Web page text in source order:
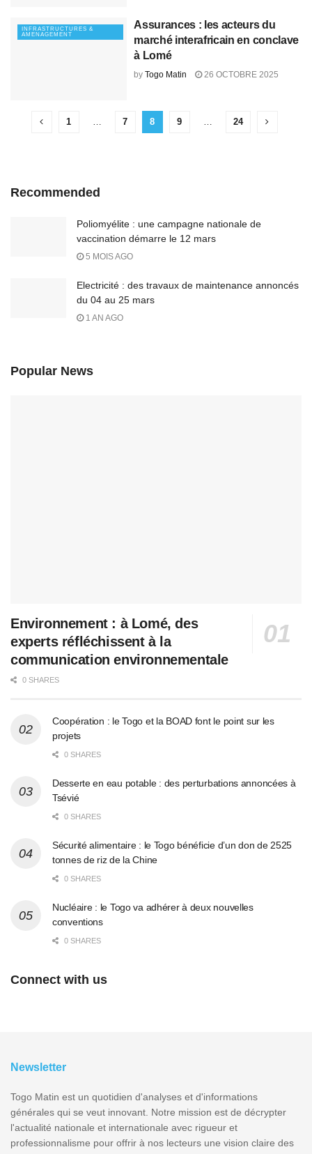
INFRASTRUCTURES &
AMENAGEMENT
Assurances : les acteurs du
marché interafricain en conclave
à Lomé
by Togo Matin 26 OCTOBRE 2025
1 … 7 8 9 … 24
Recommended
Poliomyélite : une campagne nationale de
vaccination démarre le 12 mars
5 MOIS AGO
Electricité : des travaux de maintenance annoncés
du 04 au 25 mars
1 AN AGO
Popular News
Environnement : à Lomé, des
experts réfléchissent à la
communication environnementale
0 SHARES
Coopération : le Togo et la BOAD font le point sur les
projets
0 SHARES
Desserte en eau potable : des perturbations annoncées à
Tsévié
0 SHARES
Sécurité alimentaire : le Togo bénéficie d’un don de 2525
tonnes de riz de la Chine
0 SHARES
Nucléaire : le Togo va adhérer à deux nouvelles
conventions
0 SHARES
Connect with us
Newsletter
Togo Matin est un quotidien d'analyses et d'informations
générales qui se veut innovant. Notre mission est de décrypter
l'actualité nationale et internationale avec rigueur et
professionnalisme pour offrir à nos lecteurs une vision claire des